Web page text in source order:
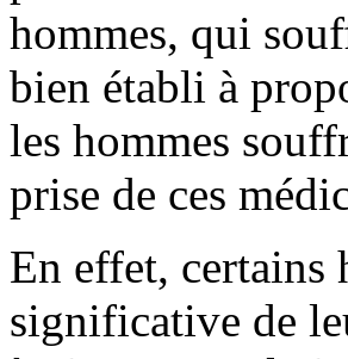
hommes, qui
bien établi à
les hommes
prise de ces
En effet, certains
significative de